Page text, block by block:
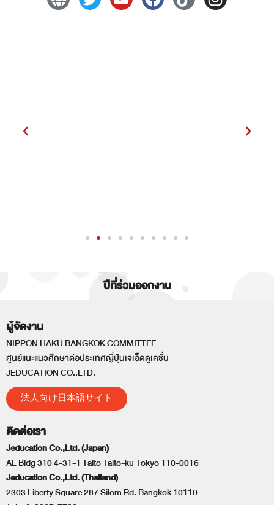
ปีที่ร่วมออกงาน
ผู้จัดงาน
NIPPON HAKU BANGKOK COMMITTEE
ศูนย์แนะแนวศึกษาต่อประเทศญี่ปุ่นเจเอ็ดดูเคชั่น
JEDUCATION CO.,LTD.
法人向け日本語サイト
ติดต่อเรา
Jeducation Co.,Ltd. (Japan)
AL Bldg 310 4-31-1 Taito Taito-ku Tokyo 110-0016
Jeducation Co.,Ltd. (Thailand)
2303 Liberty Square 287 Silom Rd. Bangkok 10110